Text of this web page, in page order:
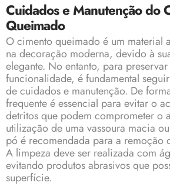
Cuidados e Manutenção do
Queimado
O cimento queimado é um material
na decoração moderna, devido à
elegante. No entanto, para
funcionalidade, é fundamental
de cuidados e manutenção. De
frequente é essencial para evitar o
detritos que podem comprometer o
utilização de uma vassoura macia
pó é recomendada para a remoção
A limpeza deve ser realizada com
evitando produtos abrasivos que
superfície.